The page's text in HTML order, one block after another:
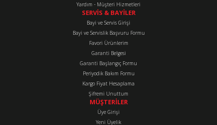
Gönder
Yardım - Müşteri Hizmetleri
SERVİS & BAYİLER
Bayi ve Servis Girişi
Bayi ve Servislik Başvuru Formu
Favori Ürünlerim
Garanti Belgesi
Garanti Başlangıç Formu
Periyodik Bakım Formu
Kargo Fiyat Hesaplama
Şifremi Unuttum
MÜŞTERİLER
Üye Girişi
Yeni Üyelik